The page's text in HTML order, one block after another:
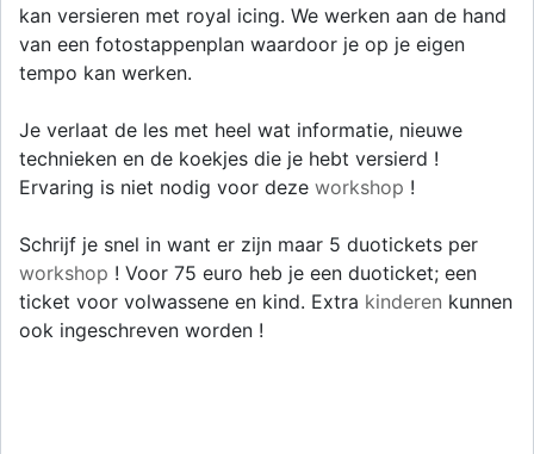
kan versieren met royal icing. We werken aan de hand
van een fotostappenplan waardoor je op je eigen
tempo kan werken.
Je verlaat de les met heel wat informatie, nieuwe
technieken en de koekjes die je hebt versierd !
Ervaring is niet nodig voor deze workshop !
Schrijf je snel in want er zijn maar 5 duotickets per
workshop ! Voor 75 euro heb je een duoticket; een
ticket voor volwassene en kind. Extra kinderen kunnen
ook ingeschreven worden !